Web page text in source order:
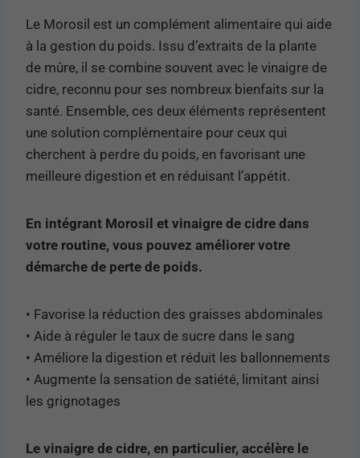
Le Morosil est un complément alimentaire qui aide
à la gestion du poids. Issu d’extraits de la plante
de mûre, il se combine souvent avec le vinaigre de
cidre, reconnu pour ses nombreux bienfaits sur la
santé. Ensemble, ces deux éléments représentent
une solution complémentaire pour ceux qui
cherchent à perdre du poids, en favorisant une
meilleure digestion et en réduisant l’appétit.
En intégrant Morosil et vinaigre de cidre dans
votre routine, vous pouvez améliorer votre
démarche de perte de poids.
• Favorise la réduction des graisses abdominales
• Aide à réguler le taux de sucre dans le sang
• Améliore la digestion et réduit les ballonnements
• Augmente la sensation de satiété, limitant ainsi
les grignotages
Le vinaigre de cidre, en particulier, accélère le